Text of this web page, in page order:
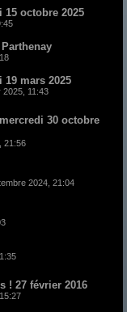
15 octobre 2025
19 mars 2025
2025, 11:43
30 octobre
21:56
2024, 21:04
! 27 février 2016